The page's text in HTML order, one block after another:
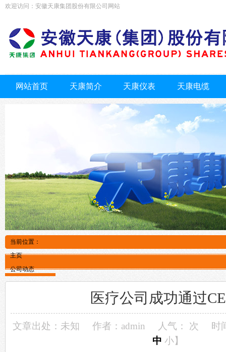
欢迎访问：安徽天康集团股份有限公司网站
网站首页 天康简介 天康仪表 天康电缆
当前位置：
主页
公司动态
医疗公司成功通过
文章出处：未知 作者：admin 人气： 次
时
中 小】